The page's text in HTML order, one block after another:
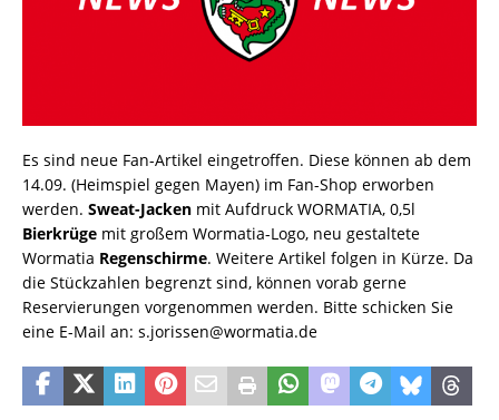
Es sind neue Fan-Artikel eingetroffen. Diese können ab dem
14.09. (Heimspiel gegen Mayen) im Fan-Shop erworben
werden. Sweat-Jacken mit Aufdruck WORMATIA, 0,5l
Bierkrüge mit großem Wormatia-Logo, neu gestaltete
Wormatia Regenschirme. Weitere Artikel folgen in Kürze. Da
die Stückzahlen begrenzt sind, können vorab gerne
Reservierungen vorgenommen werden. Bitte schicken Sie
eine E-Mail an: s.jorissen@wormatia.de